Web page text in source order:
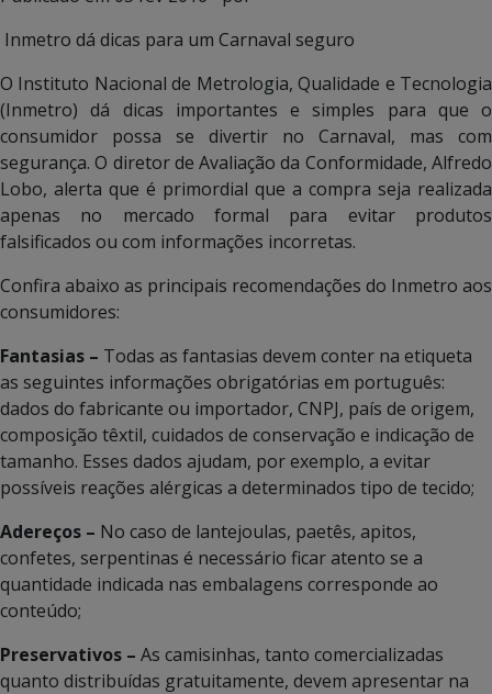
Inmetro dá dicas para um Carnaval seguro
O Instituto Nacional de Metrologia, Qualidade e Tecnologia
(Inmetro) dá dicas importantes e simples para que o
consumidor possa se divertir no Carnaval, mas com
segurança. O diretor de Avaliação da Conformidade, Alfredo
Lobo, alerta que é primordial que a compra seja realizada
apenas no mercado formal para evitar produtos
falsificados ou com informações incorretas.
Confira abaixo as principais recomendações do Inmetro aos
consumidores:
Fantasias – Todas as fantasias devem conter na etiqueta
as seguintes informações obrigatórias em português:
dados do fabricante ou importador, CNPJ, país de origem,
composição têxtil, cuidados de conservação e indicação de
tamanho. Esses dados ajudam, por exemplo, a evitar
possíveis reações alérgicas a determinados tipo de tecido;
Adereços – No caso de lantejoulas, paetês, apitos,
confetes, serpentinas é necessário ficar atento se a
quantidade indicada nas embalagens corresponde ao
conteúdo;
Preservativos – As camisinhas, tanto comercializadas
quanto distribuídas gratuitamente, devem apresentar na